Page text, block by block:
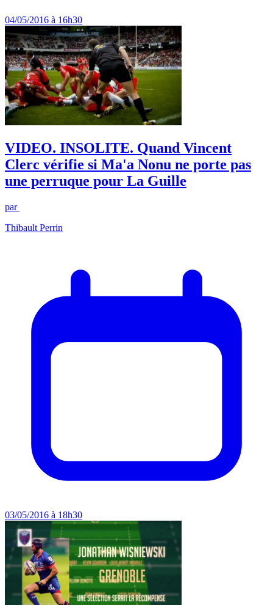
04/05/2016 à 16h30
VIDEO. INSOLITE. Quand Vincent
Clerc vérifie si Ma'a Nonu ne porte pas
une perruque pour La Guille
par
Thibault Perrin
03/05/2016 à 18h30